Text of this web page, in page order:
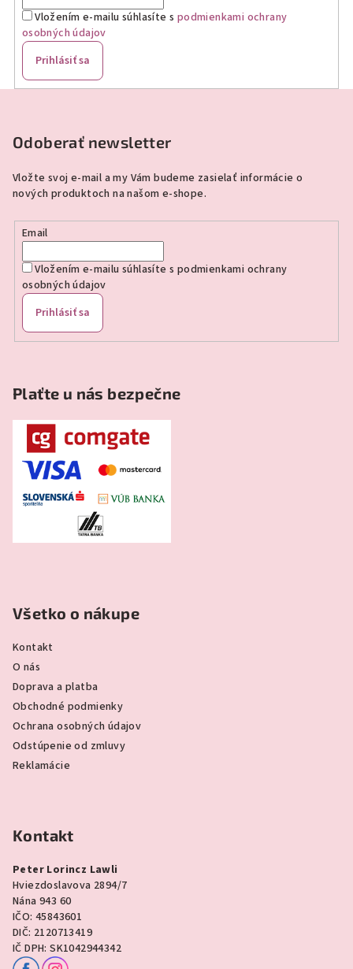
Vložením e-mailu súhlasíte s podmienkami ochrany
osobných údajov
Prihlásiť sa
Odoberať newsletter
Vložte svoj e-mail a my Vám budeme zasielať informácie o
nových produktoch na našom e-shope.
Email
Vložením e-mailu súhlasíte s podmienkami ochrany
osobných údajov
Prihlásiť sa
Plaťte u nás bezpečne
Všetko o nákupe
Kontakt
O nás
Doprava a platba
Obchodné podmienky
Ochrana osobných údajov
Odstúpenie od zmluvy
Reklamácie
Kontakt
Peter Lorincz Lawli
Hviezdoslavova 2894/7
Nána 943 60
IČO: 45843601
DIČ: 2120713419
IČ DPH: SK1042944342